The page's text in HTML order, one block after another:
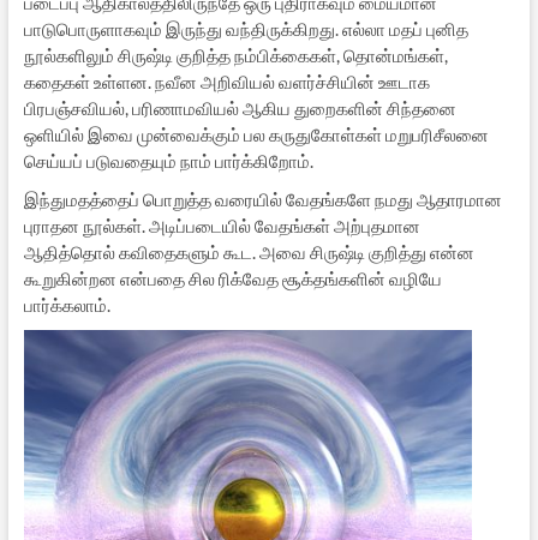
பாடுபொருளாகவும் இருந்து வந்திருக்கிறது. எல்லா மதப் புனித
நூல்களிலும் சிருஷ்டி குறித்த நம்பிக்கைகள், தொன்மங்கள்,
கதைகள் உள்ளன. நவீன அறிவியல் வளர்ச்சியின் ஊடாக
பிரபஞ்சவியல், பரிணாமவியல் ஆகிய துறைகளின் சிந்தனை
ஒளியில் இவை முன்வைக்கும் பல கருதுகோள்கள் மறுபரிசீலனை
செய்யப் படுவதையும் நாம் பார்க்கிறோம்.
இந்துமதத்தைப் பொறுத்த வரையில் வேதங்களே நமது ஆதாரமான
புராதன நூல்கள். அடிப்படையில் வேதங்கள் அற்புதமான
ஆதித்தொல் கவிதைகளும் கூட. அவை சிருஷ்டி குறித்து என்ன
கூறுகின்றன என்பதை சில ரிக்வேத சூக்தங்களின் வழியே
பார்க்கலாம்.